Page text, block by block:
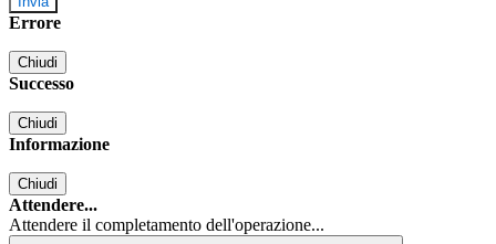
Errore
Chiudi
Successo
Chiudi
Informazione
Chiudi
Attendere...
Attendere il completamento dell'operazione...